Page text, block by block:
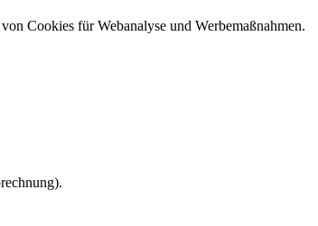
Cookies für Webanalyse und Werbemaßnahmen.